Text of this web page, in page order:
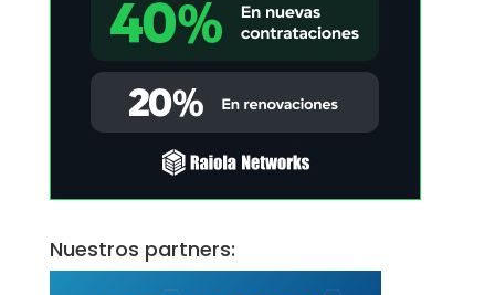
Nuestros partners: